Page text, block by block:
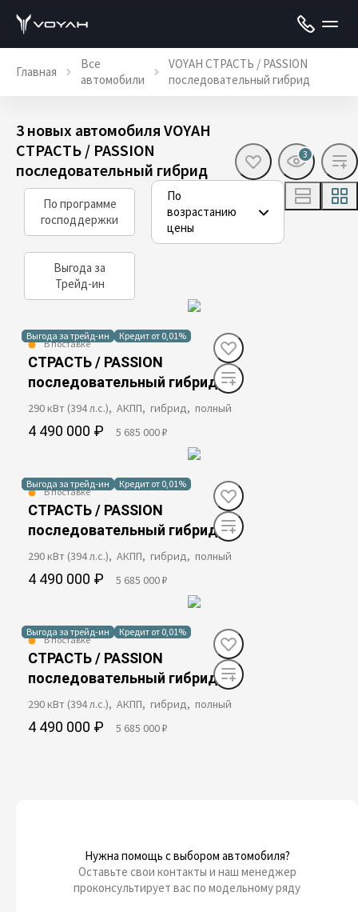
Главная
Все
автомобили
VOYAH СТРАСТЬ / PASSION
последовательный гибрид
3 новых автомобиля VOYAH
СТРАСТЬ / PASSION
последовательный гибрид
3
По программе
господдержки
Выгода за
Трейд-ин
По
возрастанию
цены
Выгода за трейд-ин Кредит от 0,01%
В поставке
СТРАСТЬ / PASSION
последовательный гибрид
290 кВт (394 л.с.), АКПП, гибрид, полный
4 490 000 ₽ 5 685 000 ₽
Выгода за трейд-ин Кредит от 0,01%
В поставке
СТРАСТЬ / PASSION
последовательный гибрид
290 кВт (394 л.с.), АКПП, гибрид, полный
4 490 000 ₽ 5 685 000 ₽
Выгода за трейд-ин Кредит от 0,01%
В поставке
СТРАСТЬ / PASSION
последовательный гибрид
290 кВт (394 л.с.), АКПП, гибрид, полный
4 490 000 ₽ 5 685 000 ₽
Нужна помощь с выбором автомобиля?
Оставьте свои контакты и наш менеджер
проконсультирует вас по модельному ряду